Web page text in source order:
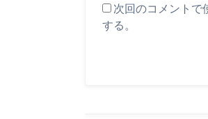
次回のコメントで
する。